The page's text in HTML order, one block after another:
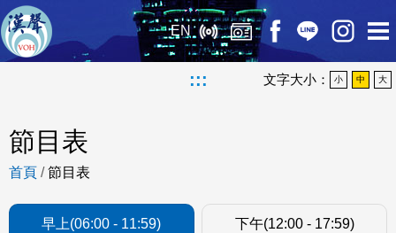
EN
::: 文字大小： 小 中 大
節目表
首頁 /節目表
早上(06:00 - 11:59) 下午(12:00 - 17:59)